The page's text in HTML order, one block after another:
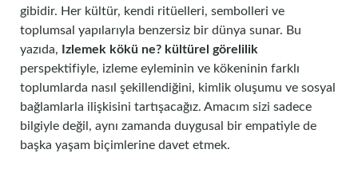
gibidir. Her kültür, kendi ritüelleri, sembolleri ve
toplumsal yapılarıyla benzersiz bir dünya sunar. Bu
yazıda,
Izlemek kökü ne? kültürel görelilik
perspektifiyle, izleme eyleminin ve kökeninin farklı
toplumlarda nasıl şekillendiğini, kimlik oluşumu ve sosyal
bağlamlarla ilişkisini tartışacağız. Amacım sizi sadece
bilgiyle değil, aynı zamanda duygusal bir empatiyle de
başka yaşam biçimlerine davet etmek.